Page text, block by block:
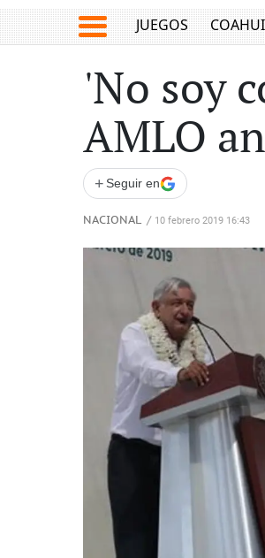
JUEGOS
'No soy
AMLO
+ Seguir en
NACIONAL / 10 febrero 2019 16:43